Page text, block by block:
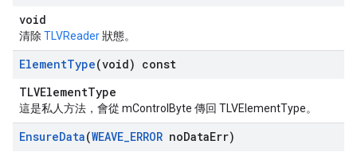
void
清除 TLVReader狀態。
ElementType(void) const
TLVElementType
這是私人方法，會從 mControlByte 傳回 TLVElementType。
EnsureData(WEAVE_ERROR noDataErr)